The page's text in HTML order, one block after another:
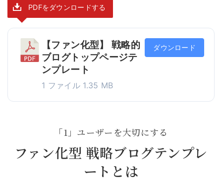
PDFをダウンロードする
【ファン化型】 戦略的
ブログトップページテ
ンプレート
1 ファイル 1.35 MB
ダウンロード
「1」ユーザーを大切にする
ファン化型 戦略ブログテンプレ
ートとは